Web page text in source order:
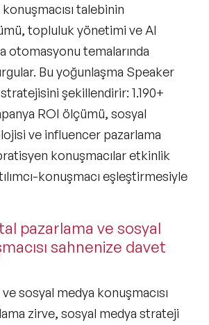
talebinin
topluluk yönetimi ve AI
otomasyonu temalarında
Bu yoğunlaşma Speaker
şekillendirir: 1.190+
ROI ölçümü, sosyal
ve influencer pazarlama
konuşmacılar etkinlik
konuşmacı eşleştirmesiyle
pazarlama ve sosyal
sahnenize davet
sosyal medya konuşmacısı
zirve, sosyal medya strateji